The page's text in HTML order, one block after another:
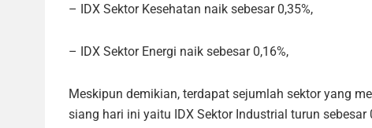
– IDX Sektor Kesehatan naik sebesar 0,35%,
– IDX Sektor Energi naik sebesar 0,16%,
Meskipun demikian, terdapat sejumlah sektor yang
siang hari ini yaitu IDX Sektor Industrial turun